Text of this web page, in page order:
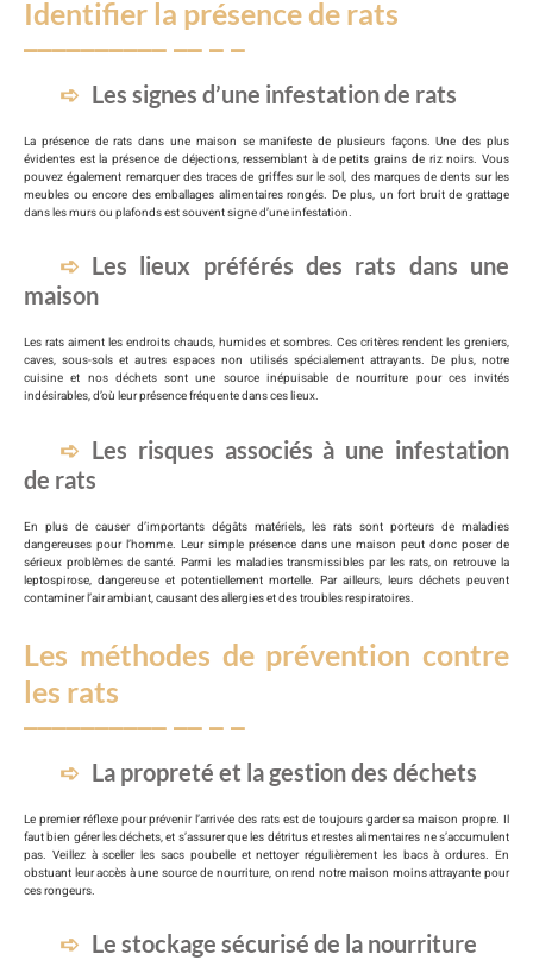
Identifier la présence de rats
Les signes d’une infestation de rats
La présence de rats dans une maison se manifeste de plusieurs façons. Une des plus
évidentes est la présence de déjections, ressemblant à de petits grains de riz noirs. Vous
pouvez également remarquer des traces de griffes sur le sol, des marques de dents sur les
meubles ou encore des emballages alimentaires rongés. De plus, un fort bruit de grattage
dans les murs ou plafonds est souvent signe d’une infestation.
Les lieux préférés des rats dans une
maison
Les rats aiment les endroits chauds, humides et sombres. Ces critères rendent les greniers,
caves, sous-sols et autres espaces non utilisés spécialement attrayants. De plus, notre
cuisine et nos déchets sont une source inépuisable de nourriture pour ces invités
indésirables, d’où leur présence fréquente dans ces lieux.
Les risques associés à une infestation
de rats
En plus de causer d’importants dégâts matériels, les rats sont porteurs de maladies
dangereuses pour l’homme. Leur simple présence dans une maison peut donc poser de
sérieux problèmes de santé. Parmi les maladies transmissibles par les rats, on retrouve la
leptospirose, dangereuse et potentiellement mortelle. Par ailleurs, leurs déchets peuvent
contaminer l’air ambiant, causant des allergies et des troubles respiratoires.
Les méthodes de prévention contre
les rats
La propreté et la gestion des déchets
Le premier réflexe pour prévenir l’arrivée des rats est de toujours garder sa maison propre. Il
faut bien gérer les déchets, et s’assurer que les détritus et restes alimentaires ne s’accumulent
pas. Veillez à sceller les sacs poubelle et nettoyer régulièrement les bacs à ordures. En
obstuant leur accès à une source de nourriture, on rend notre maison moins attrayante pour
ces rongeurs.
Le stockage sécurisé de la nourriture